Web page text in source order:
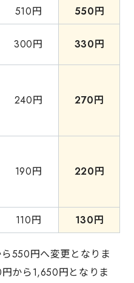
510円
550円
300円 330円
240円 270円
190円 220円
110円 130円
550円へ変更となりま
から1,650円となりま